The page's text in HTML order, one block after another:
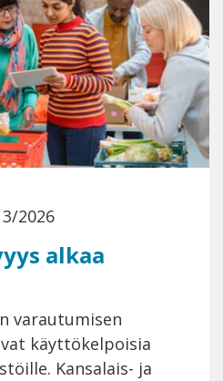
3/2026
alkaa
varautumisen
käyttökelpoisia
Kansalais- ja